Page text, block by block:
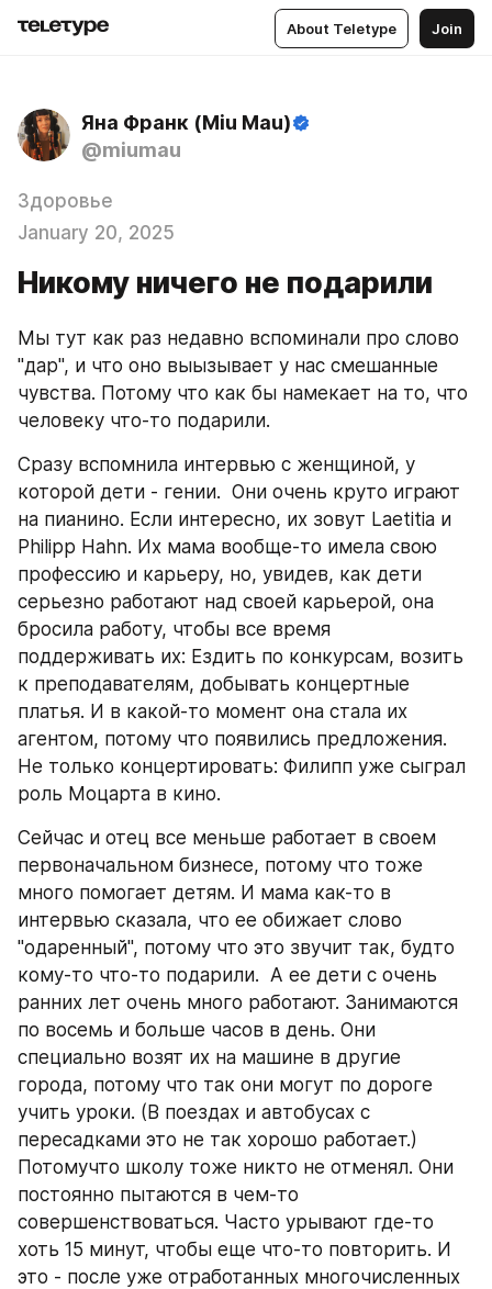
About Teletype Join
Яна Франк (Miu Mau)
@miumau
Здоровье
January 20, 2025
Никому ничего не подарили
Мы тут как раз недавно вспоминали про слово
"дар", и что оно выызывает у нас смешанные
чувства. Потому что как бы намекает на то, что
человеку что-то подарили.
Сразу вспомнила интервью с женщиной, у
которой дети - гении.  Они очень круто играют
на пианино. Если интересно, их зовут Laetitia и
Philipp Hahn. Их мама вообще-то имела свою
профессию и карьеру, но, увидев, как дети
серьезно работают над своей карьерой, она
бросила работу, чтобы все время
поддерживать их: Ездить по конкурсам, возить
к преподавателям, добывать концертные
платья. И в какой-то момент она стала их
агентом, потому что появились предложения.
Не только концертировать: Филипп уже сыграл
роль Моцарта в кино.
Сейчас и отец все меньше работает в своем
первоначальном бизнесе, потому что тоже
много помогает детям. И мама как-то в
интервью сказала, что ее обижает слово
"одаренный", потому что это звучит так, будто
кому-то что-то подарили.  А ее дети с очень
ранних лет очень много работают. Занимаются
по восемь и больше часов в день. Они
специально возят их на машине в другие
города, потому что так они могут по дороге
учить уроки. (В поездах и автобусах с
пересадками это не так хорошо работает.)
Потомучто школу тоже никто не отменял. Они
постоянно пытаются в чем-то
совершенствоваться. Часто урывают где-то
хоть 15 минут, чтобы еще что-то повторить. И
это - после уже отработанных многочисленных